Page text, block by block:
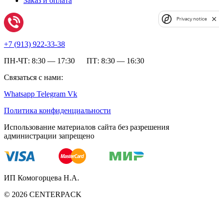
+7 (913) 922-33-38
ПН-ЧТ: 8:30 — 17:30 ПТ: 8:30 — 16:30
Связаться с нами:
Whatsapp Telegram Vk
Политика конфиденциальности
Использование материалов сайта без разрешения
администрации запрещено
ИП Комогорцева Н.А.
© 2026 CENTERPACK
Privacy notice